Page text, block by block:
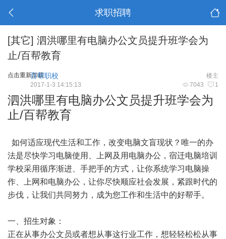
求职招聘
[其它] 泗洪哪里有电脑办公文员提升班学会为
止/百帮教育
点击重新加载 楼主
百帮职校
7043 1
2017-1-3 14:15:13
泗洪哪里有电脑办公文员提升班学会为
止/百帮教育
如何适应现代生活和工作，改变电脑文盲现状？唯一的办
法是尽快学习电脑使用、上网及用电脑办公，宿迁电脑培训
学校采用循序渐进、手把手的方式，让你系统学习电脑操
作、上网和电脑办公，让你尽快顺应社会发展，紧跟时代的
步伐，让我们共同努力，成为您工作和生活中的好帮手。
一、招生对象：
正在从事办公文员或者想从事这行业工作，想轻轻松松从事